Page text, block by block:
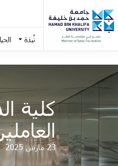
Skip to main content
نُبذة
كلية
23 مارس 2025